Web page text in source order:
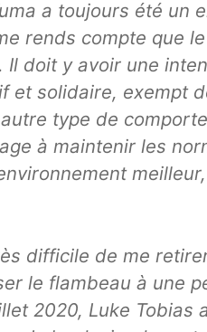
a toujours été un
rends compte que
doit y avoir une
et solidaire, exempt
type de
à maintenir les
difficile de me
le flambeau à une
2020, Luke